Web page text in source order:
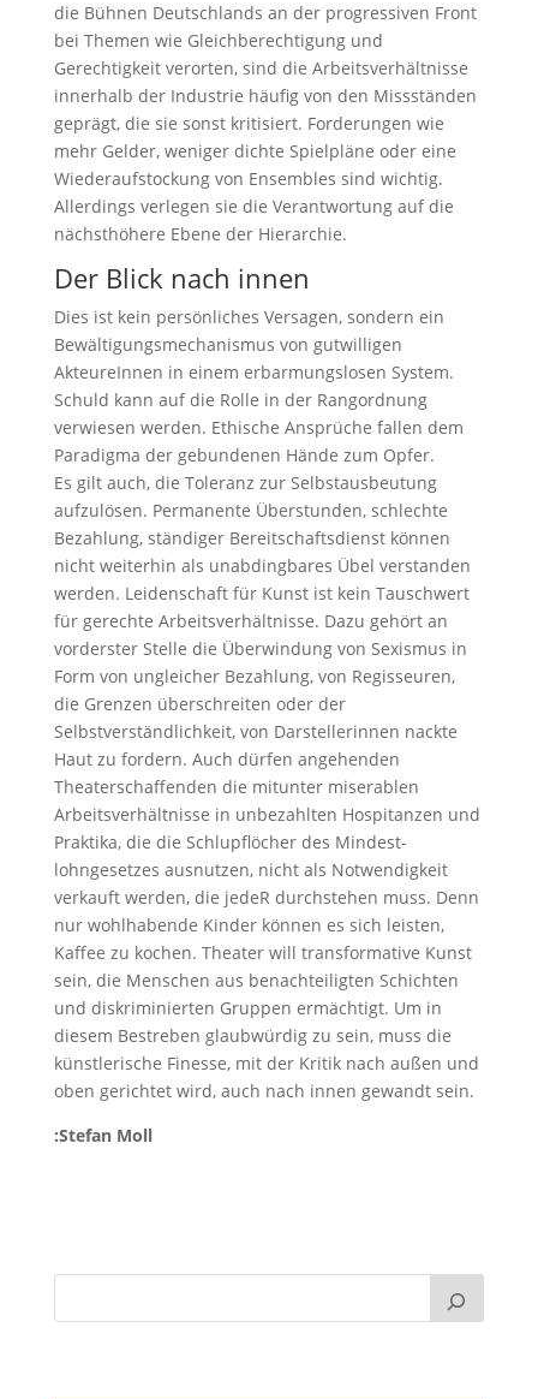
die Bühnen Deutschlands an der progressiven Front
bei Themen wie Gleichberechtigung und
Gerechtigkeit ver­orten, sind die Arbeitsverhältnisse
innerhalb der Industrie häufig von den Missständen
geprägt, die sie sonst kritisiert. Forderungen wie
mehr Gelder, weniger dichte Spielpläne oder eine
Wiederaufstockung von Ensemb­les sind wichtig.
Allerdings verlegen sie die Verantwortung auf die
nächsthöhere Ebene der Hierarchie.
Der Blick nach innen
Dies ist kein persönliches Versagen, son­dern ein
Bewältigungsmechanismus von gutwilligen
AkteureInnen in einem erbar­mungslosen System.
Schuld kann auf die Rolle in der Rangordnung
verwiesen wer­den. Ethische Ansprüche fallen dem
Para­digma der gebundenen Hände zum Opfer.
Es gilt auch, die Toleranz zur Selbstausbeu­tung
aufzulösen. Permanente Überstunden, schlechte
Bezahlung, ständiger Bereit­schaftsdienst können
nicht weiterhin als unabdingbares Übel verstanden
werden. Leidenschaft für Kunst ist kein Tauschwert
für gerechte Arbeitsverhältnisse. Dazu ge­hört an
vorderster Stelle die Überwindung von Sexismus in
Form von ungleicher Be­zahlung, von Regisseuren,
die Grenzen über­schreiten oder der
Selbstverständlichkeit, von Darstellerinnen nackte
Haut zu fordern. Auch dürfen angehenden
Theaterschaf­fenden die mitunter miserablen
Arbeitsver­hältnisse in unbezahlten Hospitanzen und
Praktika, die die Schlupflöcher des Mindest­
lohngesetzes ausnutzen, nicht als Notwen­digkeit
verkauft werden, die jedeR durchste­hen muss. Denn
nur wohlhabende Kinder können es sich leisten,
Kaffee zu kochen. Theater will transformative Kunst
sein, die Menschen aus benachteiligten Schichten
und diskriminierten Gruppen ermächtigt. Um in
diesem Bestreben glaubwürdig zu sein, muss die
künstlerische Finesse, mit der Kritik nach außen und
oben gerichtet wird, auch nach innen gewandt sein.
:Stefan Moll